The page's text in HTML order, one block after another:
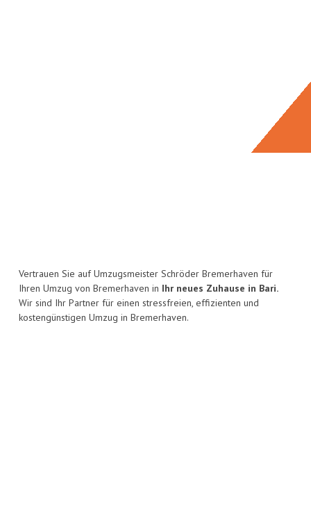
Vertrauen Sie auf Umzugsmeister Schröder Bremerhaven für
Ihren Umzug von Bremerhaven in Ihr neues Zuhause in Bari.
Wir sind Ihr Partner für einen stressfreien, effizienten und
kostengünstigen Umzug in Bremerhaven.